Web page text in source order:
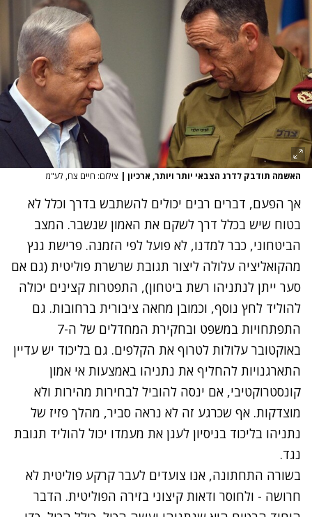
האשמה תודבק לדרג הצבאי יותר ויותר, ארכיון | צילום: חיים צח, לע"מ
אך הפעם, דברים רבים יכולים להשתבש בדרך וכלל לא
בטוח שיש בכלל דרך לשקם את האמון שנשבר. המצב
הביטחוני, כבר למדנו, לא פועל לפי הזמנה. פרישת גנץ
מהקואליציה עלולה ליצור תגובת שרשרת פוליטית (גם אם
סער ייתן לנתניהו רשת ביטחון), התפטרות קצינים יכולה
להוליד לחץ נוסף, וכמובן מחאה ציבורית ברחובות. גם
התפתחויות במשפט ובחקירת המחדלים של ה-7
באוקטובר עלולות לטרוף את הקלפים. גם בליכוד יש עדיין
התארגנויות להחליף את נתניהו באמצעות אי אמון
קונסטרוקטיבי, אם ינסה להוביל לבחירות מהירות ולא
מוצדקות. אף שכרגע זה לא נראה סביר, מהלך פזיז של
נתניהו בליכוד בניסיון לעגן את מעמדו יכול להוליד תגובת
נגד.
בשורה התחתונה, אנו צועדים לעבר קרקע פוליטית לא
חרושה - ולחוסר ודאות קיצוני בזירה הפוליטית. הדבר